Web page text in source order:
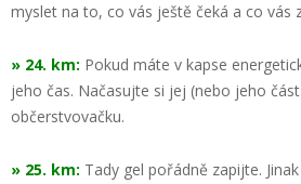
myslet na to, co vás ještě čeká a co vás
» 24. km: Pokud máte v kapse
jeho čas. Načasujte si jej (nebo jeho
občerstvovačku.
» 25. km: Tady gel pořádně zapijte.